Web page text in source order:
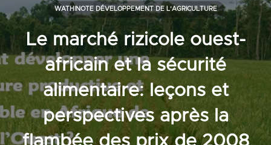
Le marché rizicole ouest-
africain et la sécurité
alimentaire: leçons et
perspectives après la
flambée des prix de 2008
WATHINOTE DÉVELOPPEMENT DE L’AGRICULTURE